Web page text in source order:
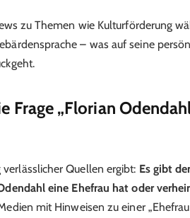
zu Themen wie Kulturförderung
– was auf seine
Frage „Florian
Quellen ergibt: Es gibt
eine Ehefrau hat oder
mit Hinweisen zu einer „Ehefrau